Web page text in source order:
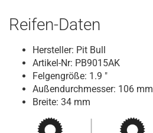
Reifen-Daten
Hersteller: Pit Bull
Artikel-Nr: PB9015AK
Felgengröße: 1.9 "
Außendurchmesser: 106 mm
Breite: 34 mm